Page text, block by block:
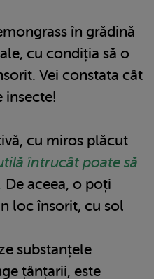
în grădină
cu condiția să o
Vei constata cât
insecte!
cu miros plăcut
întrucât poate să
De aceea, o poți
loc însorit, cu sol
substanțele
țânțarii, este